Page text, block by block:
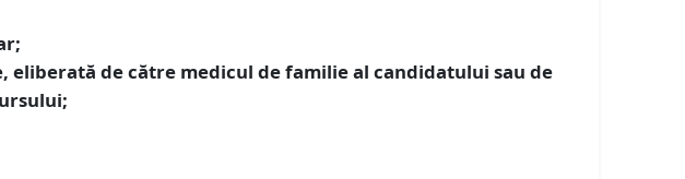
eliberată de către medicul de familie al candidatului sau de